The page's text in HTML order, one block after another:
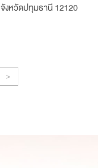
งหวัดปทุมธานี 12120
>